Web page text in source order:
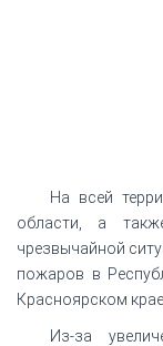
На всей
области, а
чрезвычайной
пожаров в
Красноярском крае.
Из-за